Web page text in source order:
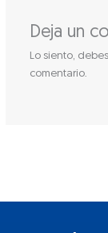
Deja un
Lo siento,
comentario.